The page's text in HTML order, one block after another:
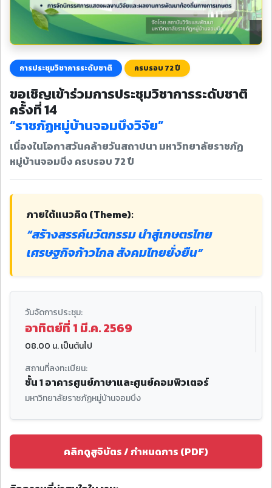
การประชุมวิชาการระดับชาติ ครบรอบ 72 ปี
ขอเชิญเข้าร่วมการประชุมวิชาการระดับชาติ
ครั้งที่ 14
“ราชภัฏหมู่บ้านจอมบึงวิจัย”
เนื่องในโอกาสวันคล้ายวันสถาปนา มหาวิทยาลัยราชภัฏ
หมู่บ้านจอมบึง ครบรอบ 72 ปี
ภายใต้แนวคิด (Theme):
“สร้างสรรค์นวัตกรรม นำสู่เกษตรไทย
เศรษฐกิจก้าวไกล สังคมไทยยั่งยืน”
วันจัดการประชุม:
อาทิตย์ที่ 1 มี.ค. 2569
08.00 น. เป็นต้นไป
สถานที่ลงทะเบียน:
ชั้น 1 อาคารศูนย์ภาษาและศูนย์คอมพิวเตอร์
มหาวิทยาลัยราชภัฏหมู่บ้านจอมบึง
คลิกดูสูจิบัตร / กำหนดการ (PDF)